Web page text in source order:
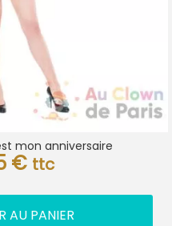
mon anniversaire
€ ttc
AU PANIER